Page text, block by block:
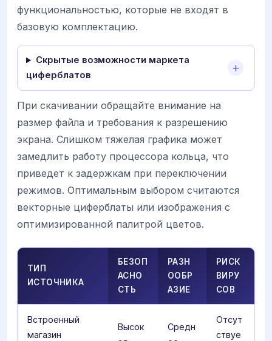
функциональностью, которые не входят в
базовую комплектацию.
Скрытые возможности маркета
циферблатов
При скачивании обращайте внимание на
размер файла и требования к разрешению
экрана. Слишком тяжелая графика может
замедлить работу процессора кольца, что
приведет к задержкам при переключении
режимов. Оптимальным выбором считаются
векторные циферблаты или изображения с
оптимизированной палитрой цветов.
ТИП
ИСТОЧНИКА
БЕЗОП
АСНО
СТЬ
РАЗН
ООБР
АЗИЕ
РИСК
ВИРУ
СОВ
Встроенный
магазин
Высок
Средн
Отсут
ствуе